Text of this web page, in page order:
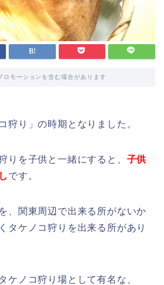
ロモーションを含む場合があります
狩り」の時期となりました。
りを子供と一緒にすると、 子供
です。
、関東周辺で出来る所がないか
タケノコ狩りを出来る所があり
ケノコ狩り場として有名な、